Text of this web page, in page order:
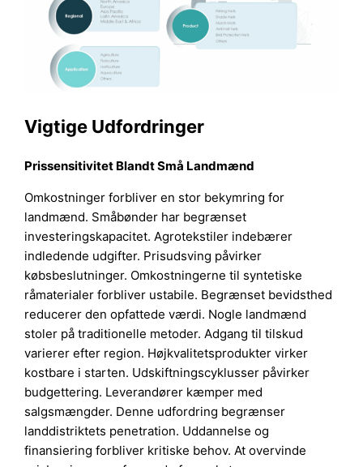
Vigtige Udfordringer
Prissensitivitet Blandt Små Landmænd
Omkostninger forbliver en stor bekymring for
landmænd. Småbønder har begrænset
investeringskapacitet. Agrotekstiler indebærer
indledende udgifter. Prisudsving påvirker
købsbeslutninger. Omkostningerne til syntetiske
råmaterialer forbliver ustabile. Begrænset bevidsthed
reducerer den opfattede værdi. Nogle landmænd
stoler på traditionelle metoder. Adgang til tilskud
varierer efter region. Højkvalitetsprodukter virker
kostbare i starten. Udskiftningscyklusser påvirker
budgettering. Leverandører kæmper med
salgsmængder. Denne udfordring begrænser
landdistriktets penetration. Uddannelse og
finansiering forbliver kritiske behov. At overvinde